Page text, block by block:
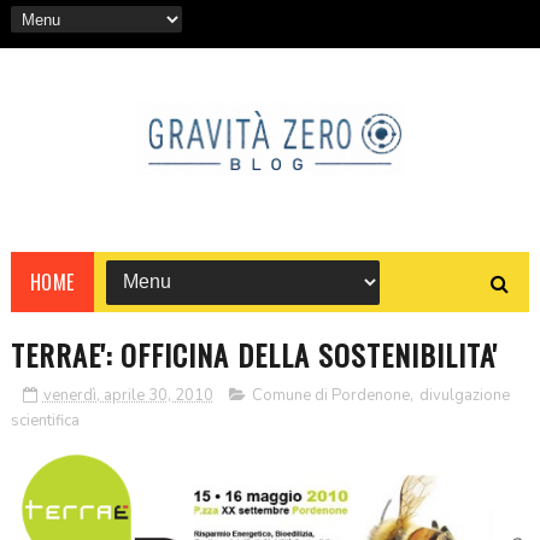
HOME
TERRAE': OFFICINA DELLA SOSTENIBILITA'
venerdì, aprile 30, 2010 Comune di Pordenone, divulgazione
scientifica